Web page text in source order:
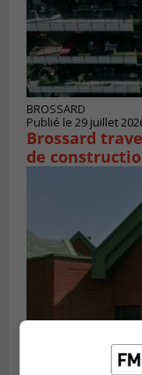
BROSSARD
Publié le 29 juillet
Brossard
de